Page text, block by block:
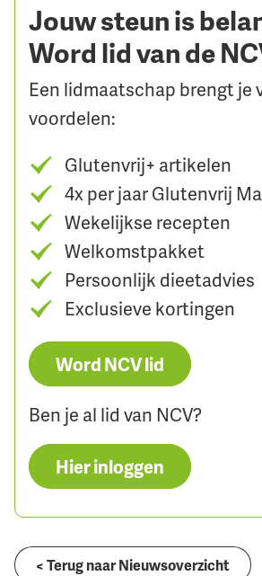
Jouw steun is
Word lid van de
Een lidmaatschap brengt je
voordelen:
Glutenvrij+ artikelen
4x per jaar Glutenvrij
Wekelijkse recepten
Welkomstpakket
Persoonlijk dieetadvies
Exclusieve kortingen
Word NCV lid
Ben je al lid van NCV?
Hier inloggen
< Terug naar Nieuwsoverzicht